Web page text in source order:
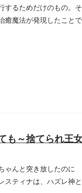
するためだけのもの
魔法が発現したこと
も～捨てられ王
ゃんと突き放した
スティナは、ハズレ神